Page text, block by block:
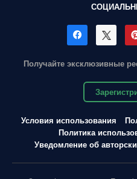
Получайте эксклюзивные
Условия использования
Политика
Уведомление об